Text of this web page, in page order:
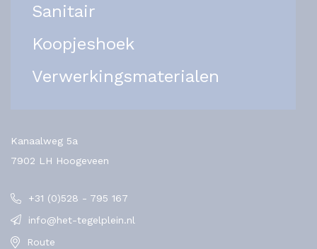
Sanitair
Koopjeshoek
Verwerkingsmaterialen
Kanaalweg 5a
7902 LH Hoogeveen
+31 (0)528 - 795 167
info@het-tegelplein.nl
Route